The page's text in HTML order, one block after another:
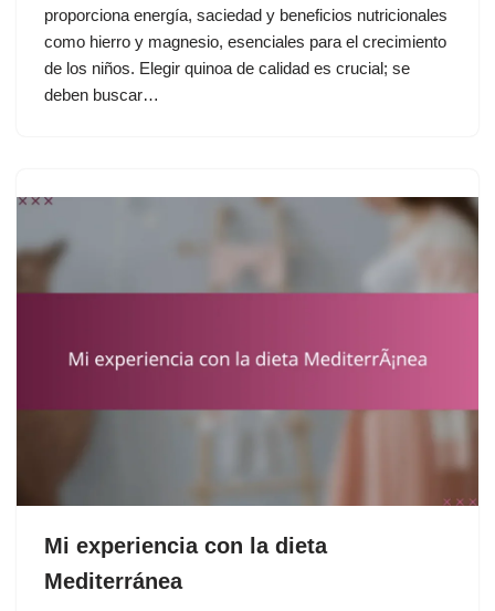
proporciona energía, saciedad y beneficios nutricionales
como hierro y magnesio, esenciales para el crecimiento
de los niños. Elegir quinoa de calidad es crucial; se
deben buscar…
Mi experiencia con la dieta
Mediterránea